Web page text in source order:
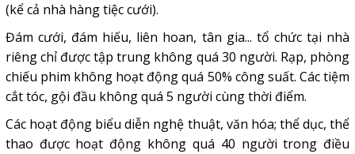
(kể cả nhà hàng tiệc cưới).
Đám cưới, đám hiếu, liên hoan, tân gia... tổ chức tại nhà
riêng chỉ được tập trung không quá 30 người. Rạp, phòng
chiếu phim không hoạt động quá 50% công suất. Các tiệm
cắt tóc, gội đầu không quá 5 người cùng thời điểm.
Các hoạt động biểu diễn nghệ thuật, văn hóa; thể dục, thể
thao được hoạt động không quá 40 người trong điều